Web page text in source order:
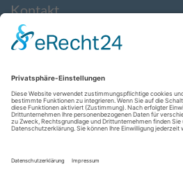
Kontakt
Impressum
AGB
Feedback